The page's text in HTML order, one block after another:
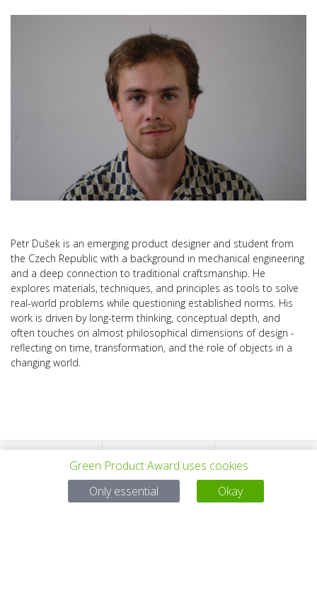
Petr Dušek is an emerging product designer and student from
the Czech Republic with a background in mechanical engineering
and a deep connection to traditional craftsmanship. He
explores materials, techniques, and principles as tools to solve
real-world problems while questioning established norms. His
work is driven by long-term thinking, conceptual depth, and
often touches on almost philosophical dimensions of design -
reflecting on time, transformation, and the role of objects in a
changing world.
PROYECTO
ANTERIOR
TODOS LOS
PROYECTOS
SIGUIENTE
PROYECTO
Green Product Award uses cookies
Only essential
Okay